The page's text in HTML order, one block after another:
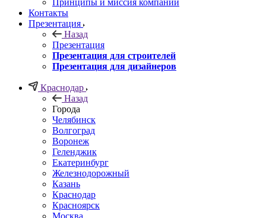
Принципы и миссия компании
Контакты
Презентация
Назад
Презентация
Презентация для строителей
Презентация для дизайнеров
Краснодар
Назад
Города
Челябинск
Волгоград
Воронеж
Геленджик
Екатеринбург
Железнодорожный
Казань
Краснодар
Красноярск
Москва